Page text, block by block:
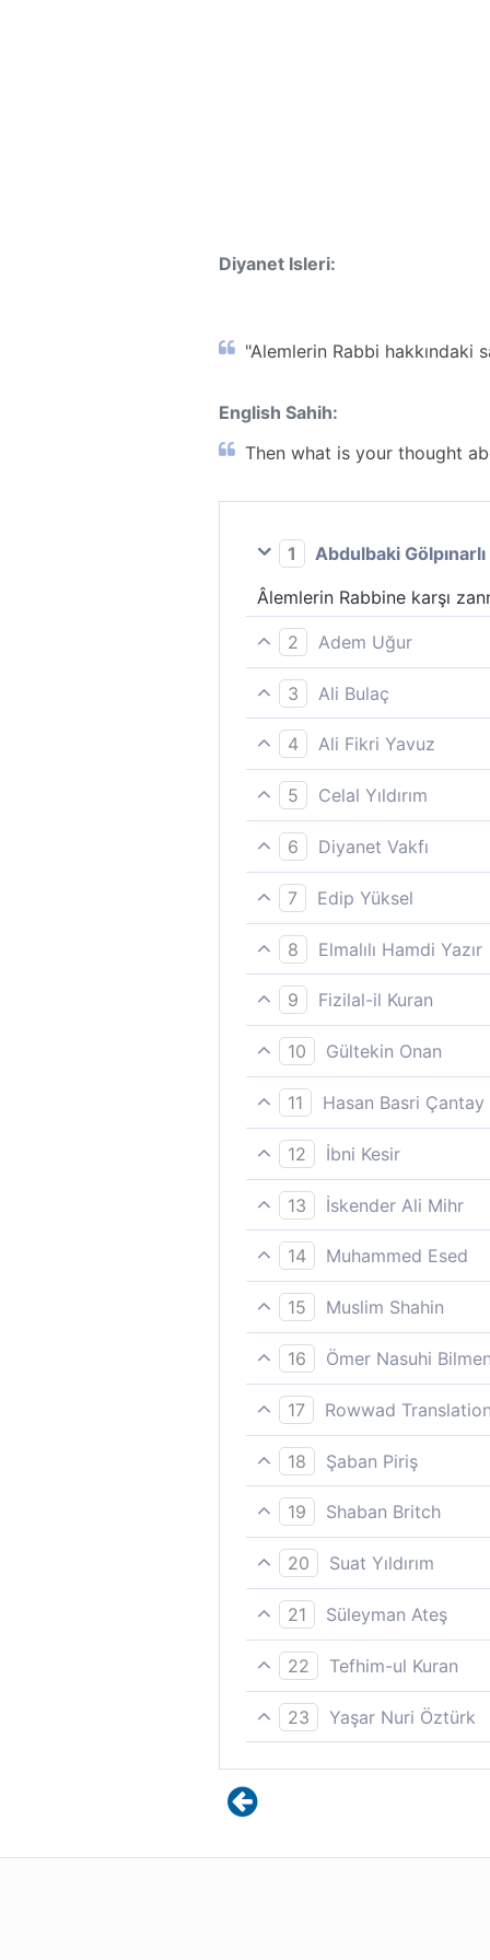
Diyanet Isleri:
"Alemlerin Rabbi hakkındaki
English Sahih:
Then what is your thought
1
Abdulbaki Gölpınarlı
Âlemlerin Rabbine karşı
2
Adem Uğur
O halde âlemlerin Rabbi
3
Ali Bulaç
“Alemlerin Rabbi hakkındaki
4
Ali Fikri Yavuz
Âlemlerin Rabbine olan
5
Celal Yıldırım
O takdirde âlemlerin
6
Diyanet Vakfı
"O halde alemlerin Rabbi
7
Edip Yüksel
"Evrenlerin Rabbini ne
8
Elmalılı Hamdi Yazır
"Siz âlemlerin Rabbini ne
9
Fizilal-il Kuran
Alemlerin Rabb´i
10
Gültekin Onan
"Alemlerin rabbi hakkındaki
11
Hasan Basri Çantay
«Âlemlerin Rabbine
12
İbni Kesir
Alemlerin Rabbı hakkındaki
13
İskender Ali Mihr
Âlemlerin Rabbi hakkında
14
Muhammed Esed
Öyleyse alemlerin Rabbi
15
Muslim Shahin
«O halde âlemlerin Rabbi
16
Ömer Nasuhi Bilmen
«İmdi âlemlerin Rabbine âit
17
Rowwad
“Âlemlerin Rabbi hakkında
18
Şaban Piriş
Evrenin sahibi hakkındaki
19
Shaban Britch
Alemlerin Rabbi hakkında
20
Suat Yıldırım
Babasına ve halkına şöyle
başka mâbud
21
Süleyman Ateş
Alemlerin Rabbi hakkında
22
Tefhim-ul Kuran
«Âlemlerin Rabbi hakkındaki
23
Yaşar Nuri Öztürk